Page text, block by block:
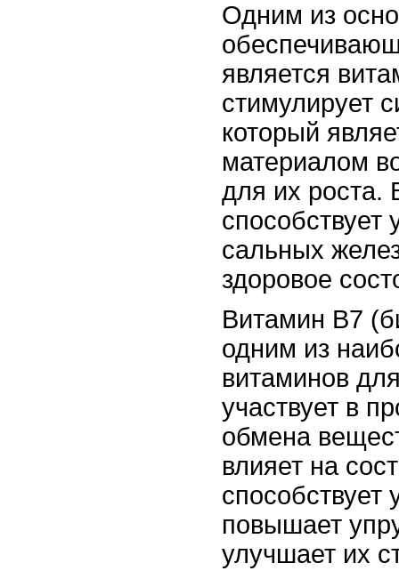
Одним из
является
стимулирует
который
материалом
для их роста.
сальных
здоровое
Витамин В7
одним из
витаминов
участвует в
обмена
влияет на
способствует
повышает
улучшает их